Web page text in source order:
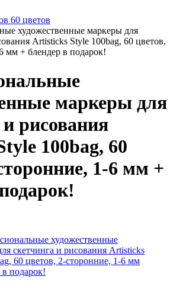
60 цветов
художественные маркеры для
Artisticks Style 100bag, 60 цветов,
мм + блендер в подарок!
маркеры для
рисования
100bag, 60
1-6 мм +